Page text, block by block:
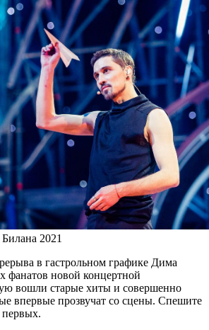
2021
в гастрольном графике Дима
фанатов новой концертной
вошли старые хиты и совершенно
впервые прозвучат со сцены. Спешите